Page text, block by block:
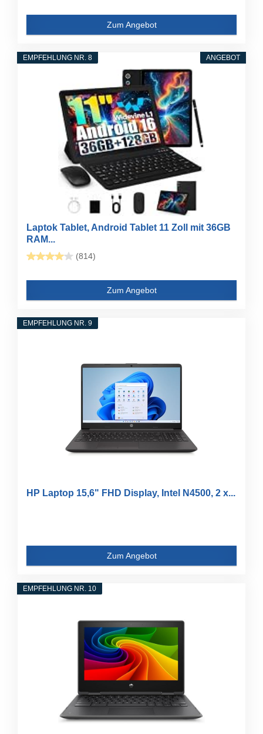
Zum Angebot
ANGEBOT
EMPFEHLUNG NR. 8
Laptok Tablet, Android Tablet 11 Zoll mit 36GB
RAM...
(814)
Zum Angebot
EMPFEHLUNG NR. 9
HP Laptop 15,6" FHD Display, Intel N4500, 2 x...
Zum Angebot
EMPFEHLUNG NR. 10